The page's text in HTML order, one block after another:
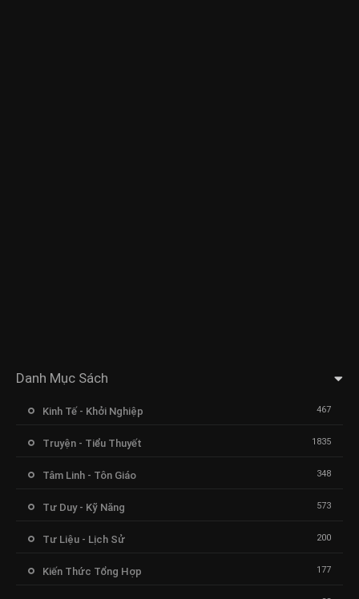
Danh Mục Sách
Kinh Tế - Khởi Nghiệp 467
Truyện - Tiểu Thuyết 1835
Tâm Linh - Tôn Giáo 348
Tư Duy - Kỹ Năng 573
Tư Liệu - Lịch Sử 200
Kiến Thức Tổng Hợp 177